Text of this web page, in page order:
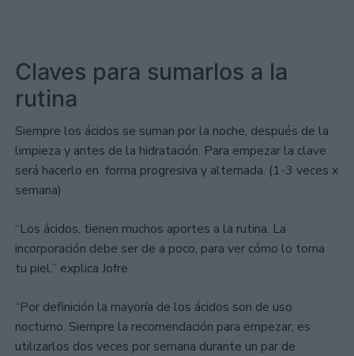
Claves para sumarlos a la
rutina
Siempre los ácidos se suman por la noche, después de la
limpieza y antes de la hidratación. Para empezar la clave
será hacerlo en forma progresiva y alternada. (1-3 veces x
semana)
“Los ácidos, tienen muchos aportes a la rutina. La
incorporación debe ser de a poco, para ver cómo lo toma
tu piel.” explica Jofre.
“Por definición la mayoría de los ácidos son de uso
nocturno. Siempre la recomendación para empezar, es
utilizarlos dos veces por semana durante un par de